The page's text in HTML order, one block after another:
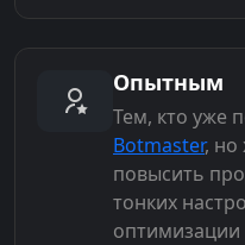
Опытным
Тем, кто уже
Botmaster, но
повысить
тонких
оптимизации